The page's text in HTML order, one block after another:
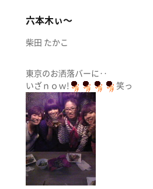
六本木ぃ〜
柴田 たかこ
東京のお洒落バーに‥
いざｎｏｗ!
笑っ